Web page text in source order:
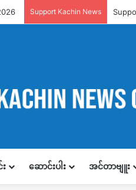
Support Kachin News
ဆောင်းပါး အင်တာဗျူး